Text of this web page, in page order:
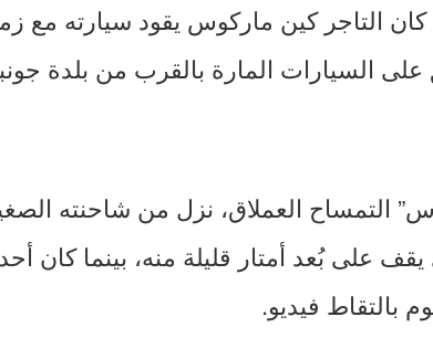
كان التاجر كين ماركوس يقود سيارته مع
السيارات المارة بالقرب من بلدة
التمساح العملاق، نزل من شاحنته
يقف على بُعد أمتار قليلة منه، بينما كان
بالتقاط فيديو.